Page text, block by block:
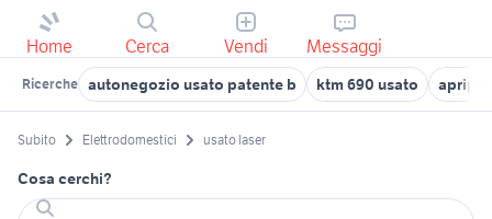
Home Cerca Vendi Messaggi
Ricerche autonegozio usato patente b ktm 690 usato
Subito Elettrodomestici usato laser
Cosa cerchi?